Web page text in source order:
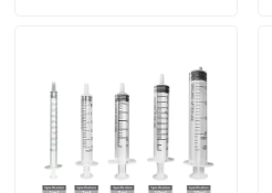
Nút cao su y tế
Pít tông ống tiêm cao su